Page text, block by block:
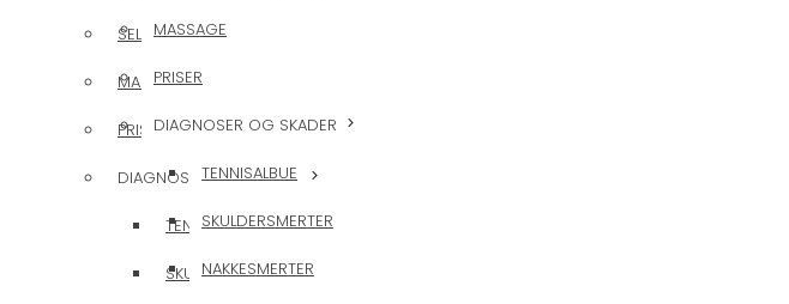
MASSAGE
PRISER
DIAGNOSER OG SKADER
TENNISALBUE
SKULDERSMERTER
NAKKESMERTER
SELVTRÆNING
MASSAGE
PRISER
DIAGNOSER OG SKADER
TENNISALBUE
SKULDERSMERTER